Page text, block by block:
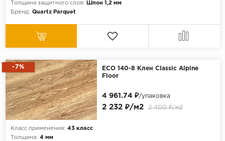
Толщина защитного слоя:
Шпон 1,2 мм
Бренд: Quartz Parquet
-7%
ECO 140-8 Клен Classic Alpine
Floor
Класс применения: 43 класс
Толщина: 4 мм
2 232 ₽/м2 2 400 ₽/м2
4 961.74 ₽/упаковка